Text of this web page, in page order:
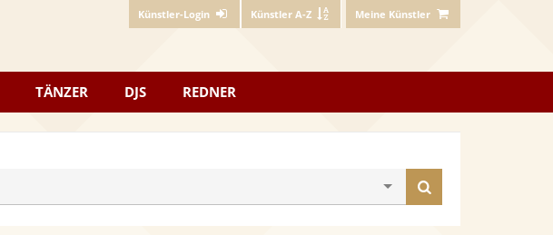
Künstler-Login Künstler A-Z Meine Künstler
TÄNZER DJS REDNER
finden